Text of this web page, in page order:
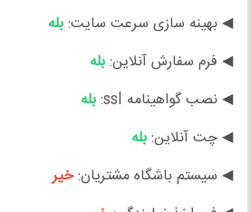
◀ بهینه سازی سرعت سایت:بله
◀ فرم سفارش آنلاین:بله
◀ نصب گواهینامه ssl:
بله
◀ چت آنلاین:بله
◀ سیستم باشگاه مشتریان:خیر